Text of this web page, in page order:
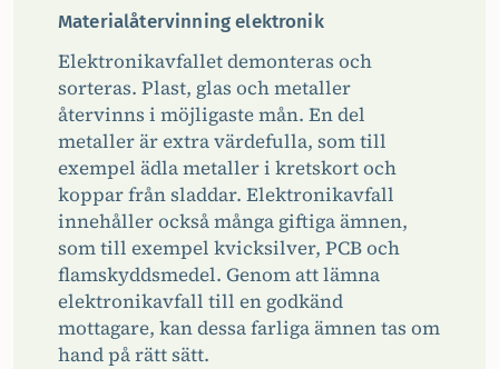
Materialåtervinning elektronik
Elektronikavfallet demonteras och
sorteras. Plast, glas och metaller
återvinns i möjligaste mån. En del
metaller är extra värdefulla, som till
exempel ädla metaller i kretskort och
koppar från sladdar. Elektronikavfall
innehåller också många giftiga ämnen,
som till exempel kvicksilver, PCB och
flamskyddsmedel. Genom att lämna
elektronikavfall till en godkänd
mottagare, kan dessa farliga ämnen tas om
hand på rätt sätt.